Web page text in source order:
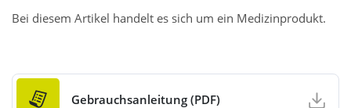
Bei diesem Artikel handelt es sich um ein Medizinprodukt.
Gebrauchsanleitung (PDF)